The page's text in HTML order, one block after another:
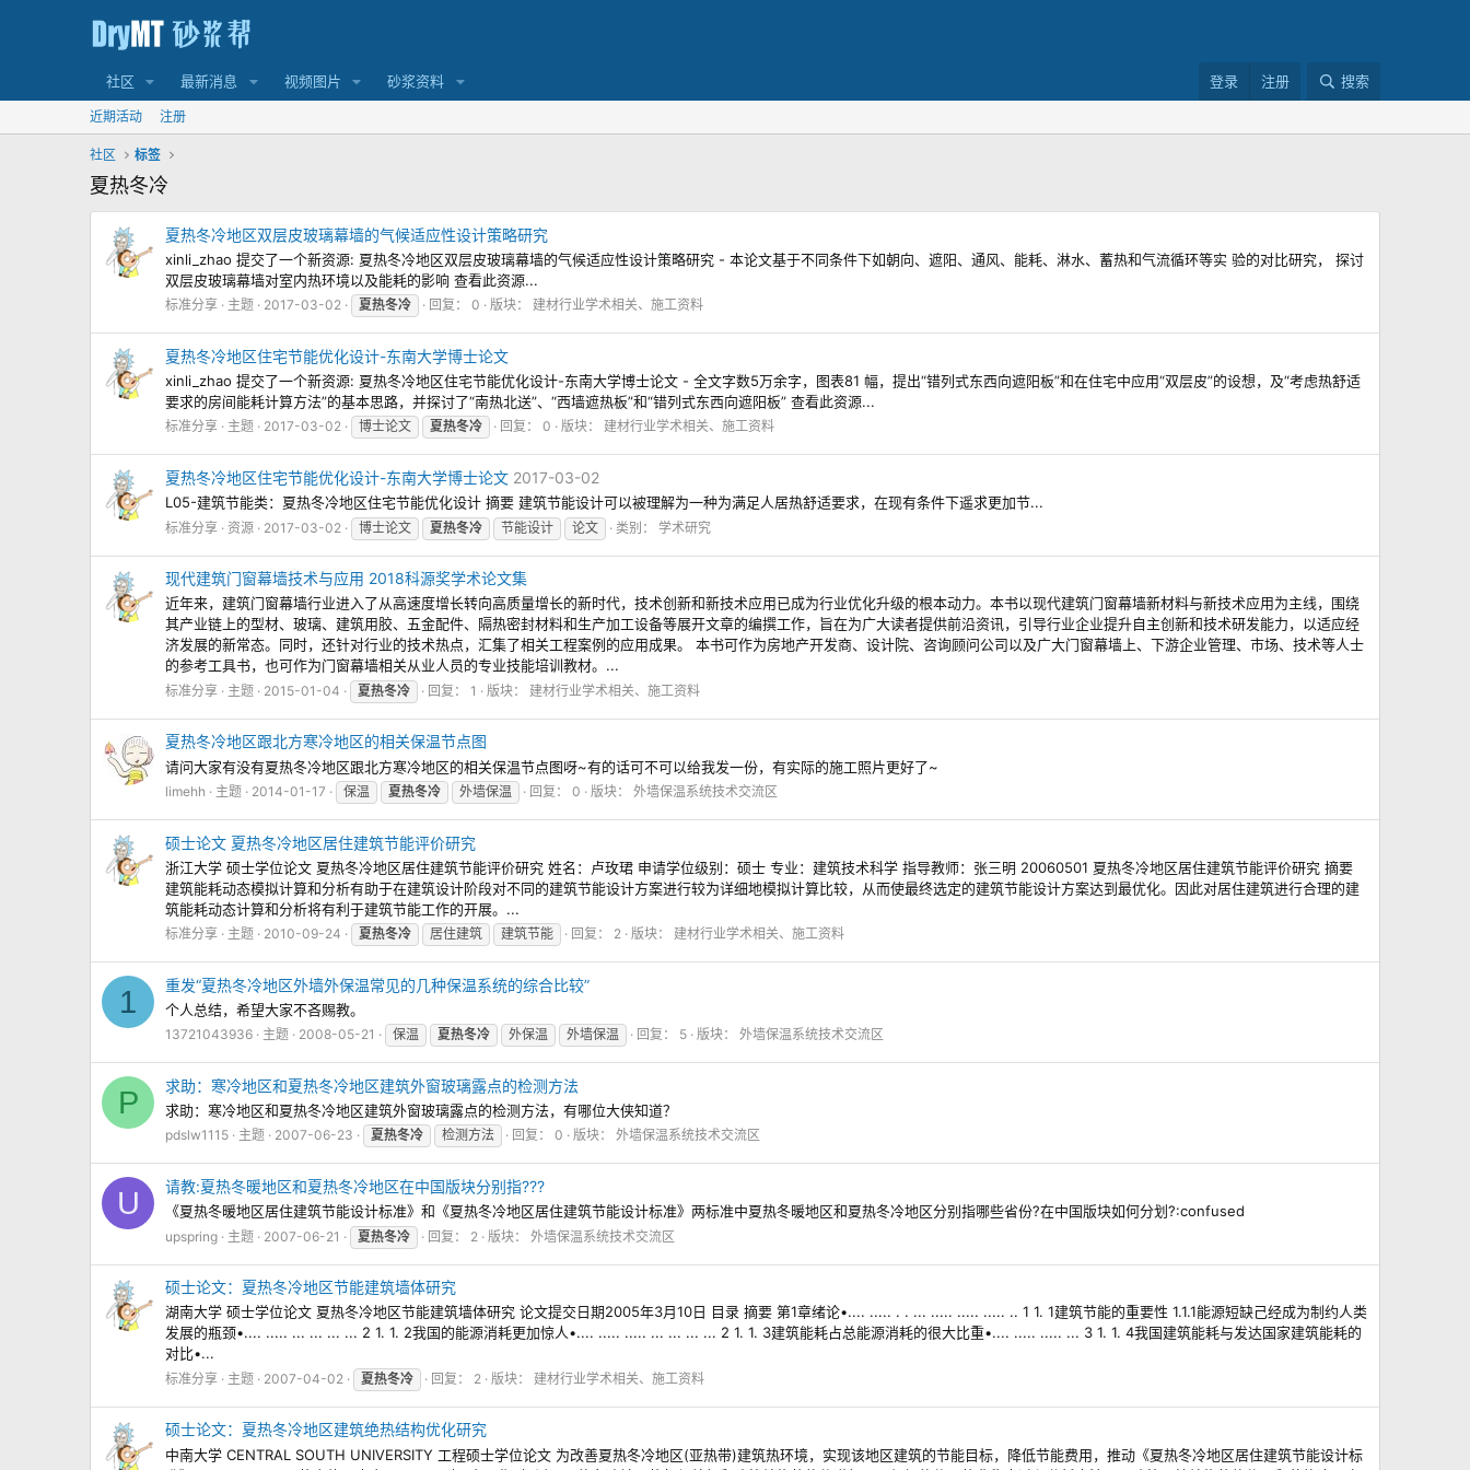
社区 最新消息 视频图片 砂浆资料 登录 注册 搜索
近期活动 注册
社区 标签
夏热冬冷
夏热冬冷地区双层皮玻璃幕墙的气候适应性设计策略研究
xinli_zhao 提交了一个新资源: 夏热冬冷地区双层皮玻璃幕墙的气候适应性设计策略研究 - 本论文基于不同条件下如朝向、遮阳、通风、能耗、淋水、蓄热和气流循环等实 验的对比研究， 探讨
双层皮玻璃幕墙对室内热环境以及能耗的影响 查看此资源...
标准分享 主题 2017-03-02 夏热冬冷 回复： 0 版块： 建材行业学术相关、施工资料
夏热冬冷地区住宅节能优化设计-东南大学博士论文
xinli_zhao 提交了一个新资源: 夏热冬冷地区住宅节能优化设计-东南大学博士论文 - 全文字数5万余字，图表81 幅，提出“错列式东西向遮阳板”和在住宅中应用“双层皮”的设想，及“考虑热舒适
要求的房间能耗计算方法”的基本思路，并探讨了“南热北送”、“西墙遮热板”和“错列式东西向遮阳板” 查看此资源...
标准分享 主题 2017-03-02 博士论文 夏热冬冷 回复： 0 版块： 建材行业学术相关、施工资料
夏热冬冷地区住宅节能优化设计-东南大学博士论文 2017-03-02
L05-建筑节能类：夏热冬冷地区住宅节能优化设计 摘要 建筑节能设计可以被理解为一种为满足人居热舒适要求，在现有条件下遥求更加节...
标准分享 资源 2017-03-02 博士论文 夏热冬冷 节能设计 论文 类别： 学术研究
现代建筑门窗幕墙技术与应用 2018科源奖学术论文集
近年来，建筑门窗幕墙行业进入了从高速度增长转向高质量增长的新时代，技术创新和新技术应用已成为行业优化升级的根本动力。本书以现代建筑门窗幕墙新材料与新技术应用为主线，围绕
其产业链上的型材、玻璃、建筑用胶、五金配件、隔热密封材料和生产加工设备等展开文章的编撰工作，旨在为广大读者提供前沿资讯，引导行业企业提升自主创新和技术研发能力，以适应经
济发展的新常态。同时，还针对行业的技术热点，汇集了相关工程案例的应用成果。 本书可作为房地产开发商、设计院、咨询顾问公司以及广大门窗幕墙上、下游企业管理、市场、技术等人士
的参考工具书，也可作为门窗幕墙相关从业人员的专业技能培训教材。...
标准分享 主题 2015-01-04 夏热冬冷 回复： 1 版块： 建材行业学术相关、施工资料
夏热冬冷地区跟北方寒冷地区的相关保温节点图
请问大家有没有夏热冬冷地区跟北方寒冷地区的相关保温节点图呀~有的话可不可以给我发一份，有实际的施工照片更好了~
limehh 主题 2014-01-17 保温 夏热冬冷 外墙保温 回复： 0 版块： 外墙保温系统技术交流区
硕士论文 夏热冬冷地区居住建筑节能评价研究
浙江大学 硕士学位论文 夏热冬冷地区居住建筑节能评价研究 姓名：卢玫珺 申请学位级别：硕士 专业：建筑技术科学 指导教师：张三明 20060501 夏热冬冷地区居住建筑节能评价研究 摘要
建筑能耗动态模拟计算和分析有助于在建筑设计阶段对不同的建筑节能设计方案进行较为详细地模拟计算比较，从而使最终选定的建筑节能设计方案达到最优化。因此对居住建筑进行合理的建
筑能耗动态计算和分析将有利于建筑节能工作的开展。...
标准分享 主题 2010-09-24 夏热冬冷 居住建筑 建筑节能 回复： 2 版块： 建材行业学术相关、施工资料
1 重发“夏热冬冷地区外墙外保温常见的几种保温系统的综合比较”
个人总结，希望大家不吝赐教。
13721043936 主题 2008-05-21 保温 夏热冬冷 外保温 外墙保温 回复： 5 版块： 外墙保温系统技术交流区
P 求助：寒冷地区和夏热冬冷地区建筑外窗玻璃露点的检测方法
求助：寒冷地区和夏热冬冷地区建筑外窗玻璃露点的检测方法，有哪位大侠知道？
pdslw1115 主题 2007-06-23 夏热冬冷 检测方法 回复： 0 版块： 外墙保温系统技术交流区
U 请教:夏热冬暖地区和夏热冬冷地区在中国版块分别指???
《夏热冬暖地区居住建筑节能设计标准》和《夏热冬冷地区居住建筑节能设计标准》两标准中夏热冬暖地区和夏热冬冷地区分别指哪些省份?在中国版块如何分划?:confused
upspring 主题 2007-06-21 夏热冬冷 回复： 2 版块： 外墙保温系统技术交流区
硕士论文：夏热冬冷地区节能建筑墙体研究
湖南大学 硕士学位论文 夏热冬冷地区节能建筑墙体研究 论文提交日期2005年3月10日 目录 摘要 第1章绪论•.... ..... . . ... ..... ..... ..... .. 1 1. 1建筑节能的重要性 1.1.1能源短缺己经成为制约人类
发展的瓶颈•.... ..... ... ... ... ... 2 1. 1. 2我国的能源消耗更加惊人•.... ..... ..... ... ... ... ... 2 1. 1. 3建筑能耗占总能源消耗的很大比重•.... ..... ..... ... 3 1. 1. 4我国建筑能耗与发达国家建筑能耗的
对比•...
标准分享 主题 2007-04-02 夏热冬冷 回复： 2 版块： 建材行业学术相关、施工资料
硕士论文：夏热冬冷地区建筑绝热结构优化研究
中南大学 CENTRAL SOUTH UNIVERSITY 工程硕士学位论文 为改善夏热冬冷地区(亚热带)建筑热环境，实现该地区建筑的节能目标，降低节能费用，推动《夏热冬冷地区居住建筑节能设计标